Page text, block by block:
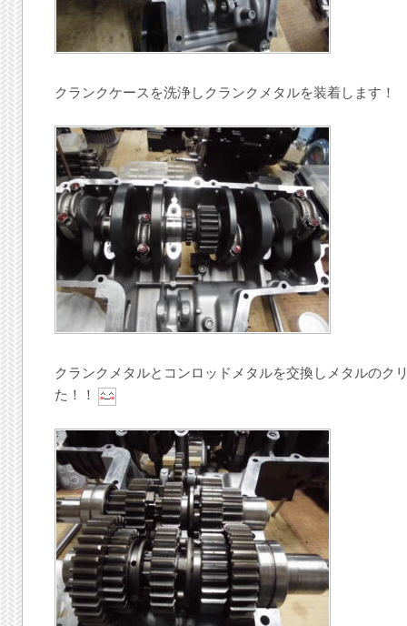
クランクケースを洗浄しクランクメタルを装着します！
クランクメタルとコンロッドメタルを交換しメタルのク
た！！